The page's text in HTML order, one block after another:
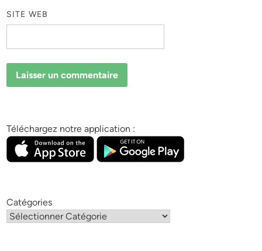
SITE WEB
Téléchargez notre application :
Catégories